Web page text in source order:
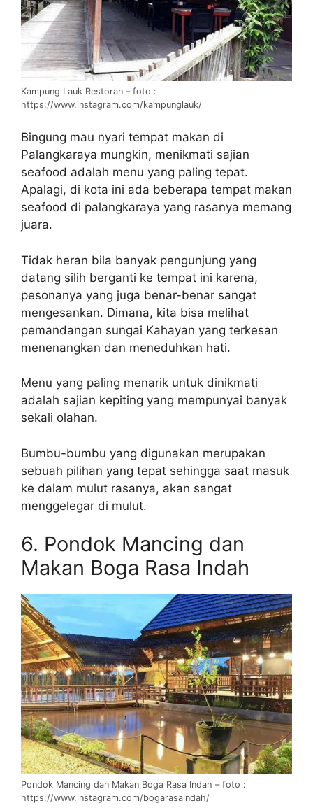
Kampung Lauk Restoran – foto :
https://www.instagram.com/kampunglauk/
Bingung mau nyari tempat makan di
Palangkaraya mungkin, menikmati sajian
seafood adalah menu yang paling tepat.
Apalagi, di kota ini ada beberapa tempat makan
seafood di palangkaraya yang rasanya memang
juara.
Tidak heran bila banyak pengunjung yang
datang silih berganti ke tempat ini karena,
pesonanya yang juga benar-benar sangat
mengesankan. Dimana, kita bisa melihat
pemandangan sungai Kahayan yang terkesan
menenangkan dan meneduhkan hati.
Menu yang paling menarik untuk dinikmati
adalah sajian kepiting yang mempunyai banyak
sekali olahan.
Bumbu-bumbu yang digunakan merupakan
sebuah pilihan yang tepat sehingga saat masuk
ke dalam mulut rasanya, akan sangat
menggelegar di mulut.
6. Pondok Mancing dan
Makan Boga Rasa Indah
Pondok Mancing dan Makan Boga Rasa Indah – foto :
https://www.instagram.com/bogarasaindah/